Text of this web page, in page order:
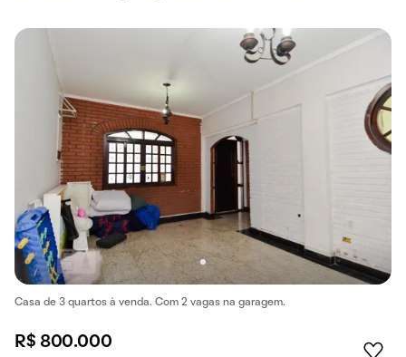
Casa de 3 quartos à venda. Com 2 vagas na garagem.
R$ 800.000